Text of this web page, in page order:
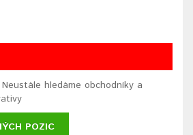
hledáme obchodníky a
POZIC